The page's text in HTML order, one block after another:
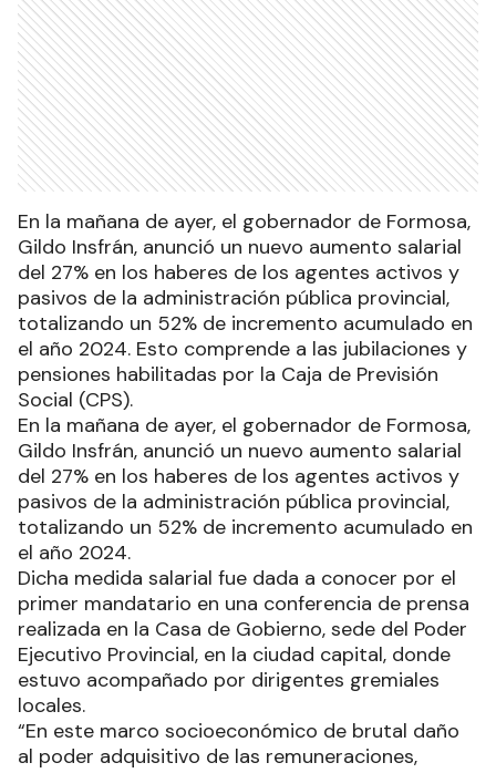
En la mañana de ayer, el gobernador de Formosa,
Gildo Insfrán, anunció un nuevo aumento salarial
del 27% en los haberes de los agentes activos y
pasivos de la administración pública provincial,
totalizando un 52% de incremento acumulado en
el año 2024. Esto comprende a las jubilaciones y
pensiones habilitadas por la Caja de Previsión
Social (CPS).
En la mañana de ayer, el gobernador de Formosa,
Gildo Insfrán, anunció un nuevo aumento salarial
del 27% en los haberes de los agentes activos y
pasivos de la administración pública provincial,
totalizando un 52% de incremento acumulado en
el año 2024.
Dicha medida salarial fue dada a conocer por el
primer mandatario en una conferencia de prensa
realizada en la Casa de Gobierno, sede del Poder
Ejecutivo Provincial, en la ciudad capital, donde
estuvo acompañado por dirigentes gremiales
locales.
“En este marco socioeconómico de brutal daño
al poder adquisitivo de las remuneraciones,